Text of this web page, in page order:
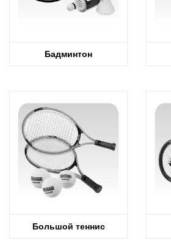
Бадминтон
Большой теннис